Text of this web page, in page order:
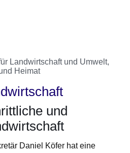
Landwirtschaft und Umwelt,
Heimat
und
Daniel Köfer hat eine